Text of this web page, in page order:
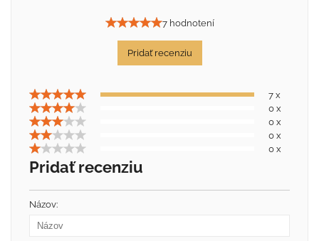
7 hodnotení
Pridať recenziu
7 x
0 x
0 x
0 x
0 x
Pridať recenziu
Názov: